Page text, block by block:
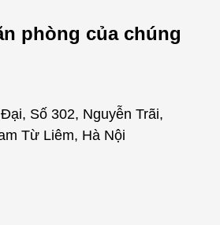
phòng của chúng
Số 302, Nguyễn Trãi,
Từ Liêm, Hà Nội